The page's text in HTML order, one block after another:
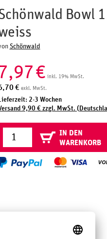
Bowl
Schönwald
€ inkl. 19% MwSt.
€ exkl. MwSt.
2-3 Wochen
9,90 € zzgl. MwSt.
IN DEN
WARENKORB